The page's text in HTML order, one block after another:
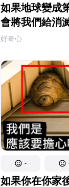
如果地球變成
會將我們給消
好奇心
-
如果你在你家